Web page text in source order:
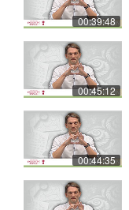
00:39:48
00:45:12
00:44:35